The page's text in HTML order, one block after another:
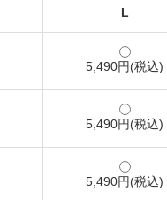
L
5,490円(税込)
5,490円(税込)
5,490円(税込)